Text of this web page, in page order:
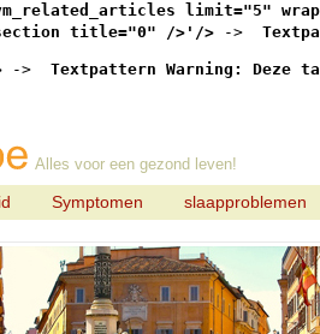
limit="5"
title="0" />'/> ->
-> Textpattern Warning: Deze
Alles voor een gezond leven!
Symptomen slaapproblemen